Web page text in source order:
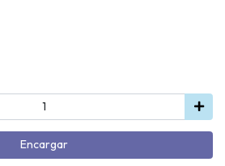
Encargar